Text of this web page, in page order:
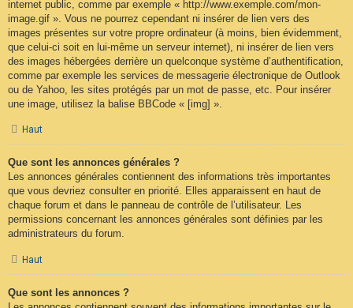
internet public, comme par exemple « http://www.exemple.com/mon-
image.gif ». Vous ne pourrez cependant ni insérer de lien vers des
images présentes sur votre propre ordinateur (à moins, bien évidemment,
que celui-ci soit en lui-même un serveur internet), ni insérer de lien vers
des images hébergées derrière un quelconque système d’authentification,
comme par exemple les services de messagerie électronique de Outlook
ou de Yahoo, les sites protégés par un mot de passe, etc. Pour insérer
une image, utilisez la balise BBCode « [img] ».
Haut
Que sont les annonces générales ?
Les annonces générales contiennent des informations très importantes
que vous devriez consulter en priorité. Elles apparaissent en haut de
chaque forum et dans le panneau de contrôle de l’utilisateur. Les
permissions concernant les annonces générales sont définies par les
administrateurs du forum.
Haut
Que sont les annonces ?